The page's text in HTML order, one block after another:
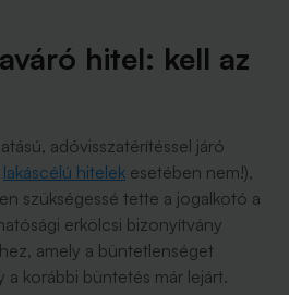
hitel: kell az
adóvisszatérítéssel járó
lakáscélú hitelek esetében nem!),
szükségessé tette a jogalkotó a
erkölcsi bizonyítvány
amely a büntetlenséget
korábbi büntetés már lejárt.